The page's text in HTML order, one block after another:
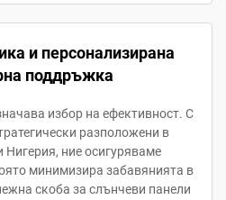
и персонализирана
поддръжка
избор на ефективност. С
разположени в
Нигерия, ние осигуряваме
минимизира забавянията в
скоба за слънчеви панели